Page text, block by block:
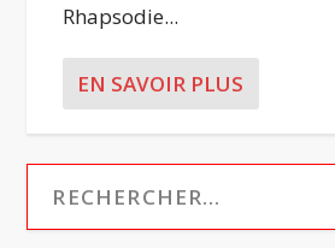
Rhapsodie...
EN SAVOIR PLUS